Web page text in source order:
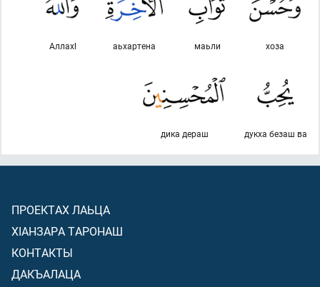
хоза
маьли
аьхартена
Аллахl
дукха безаш ва
дика дераш
ПРОЕКТАХ ЛАЬЦА
ХIАНЗАРА ТАРОНАШ
КОНТАКТЫ
ДАКЪАЛАЦА